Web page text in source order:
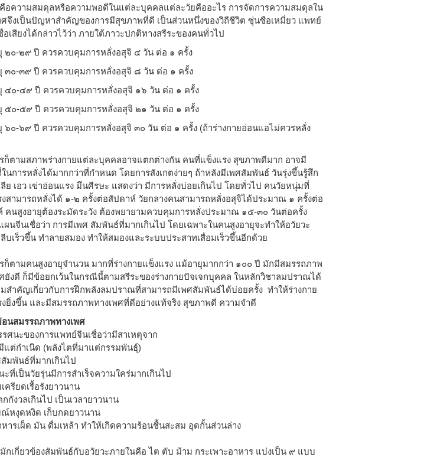
อความสมดุลหรือความพอดีในแต่ละบุคคลแต่ละวัยคืออะไร การจัดการความสมดุลใน
พศจึงเป็นปัญหาสำคัญของการมีสุขภาพที่ดี เป็นส่วนหนึ่งของวิถีชีวิต ซุ่นซือเหมี่ยว แพทย์
เสียงได้กล่าวไว้ว่า ภายใต้ภาวะปกติทางสรีระของคนทั่วไป
๒๐-๒๙ ปี ควรควบคุมการหลั่งอสุจิ ๔ วัน ต่อ ๑ ครั้ง
๓๐-๓๙ ปี ควรควบคุมการหลั่งอสุจิ ๘ วัน ต่อ ๑ ครั้ง
๔๐-๔๙ ปี ควรควบคุมการหลั่งอสุจิ ๑๖ วัน ต่อ ๑ ครั้ง
๕๐-๕๙ ปี ควรควบคุมการหลั่งอสุจิ ๒๑ วัน ต่อ ๑ ครั้ง
๖๐-๖๙ ปี ควรควบคุมการหลั่งอสุจิ ๓๐ วัน ต่อ ๑ ครั้ง (ถ้าร่างกายอ่อนแอไม่ควรหลั่ง
รก็ตามสภาพร่างกายแต่ละบุคคลอาจแตกต่างกัน คนที่แข็งแรง สุขภาพดีมาก อาจมี
นการหลั่งได้มากกว่าที่กำหนด โดยการสังเกตง่ายๆ ถ้าหลังมีเพศสัมพันธ์ วันรุ่งขึ้นรู้สึก
ย เอว เข่าอ่อนแรง มึนศีรษะ แสดงว่า มีการหลั่งบ่อยเกินไป โดยทั่วไป คนวัยหนุ่มที่
สามารถหลั่งได้ ๑-๒ ครั้งต่อสัปดาห์ วัยกลางคนสามารถหลั่งอสุจิได้ประมาณ ๑ ครั้งต่อ
คนสูงอายุต้องระมัดระวัง ต้องพยายามควบคุมการหลั่งประมาณ ๑๕-๓๐ วันต่อครั้ง
นจีนเชื่อว่า การมีเพศ สัมพันธ์ที่มากเกินไป โดยเฉพาะในคนสูงอายุจะทำให้อวัยวะ
บเร็วขึ้น ทำลายสมอง ทำให้สมองและระบบประสาทเสื่อมเร็วขึ้นอีกด้วย
ก็ตามคนสูงอายุจำนวน มากที่ร่างกายแข็งแรง แม้อายุมากกว่า ๑๐๐ ปี มักมีสมรรถภาพ
ยังดี ก็มีข้อยกเว้นในกรณีนี้ตามสรีระของร่างกายปัจเจกบุคคล ในหลักวิชาลมปราณได้
สำคัญเกี่ยวกับการฝึกพลังลมปราณที่สามารถมีเพศสัมพันธ์ได้บ่อยครั้ง ทำให้ร่างกาย
ยิ่งขึ้น และมีสมรรถภาพทางเพศที่ดีอย่างแท้จริง สุขภาพดี ความจำดี
นสมรรถภาพทางเพศ
ศนะของการแพทย์จีนเชื่อว่ามีสาเหตุจาก
แต่กำเนิด (พลังไตที่มาแต่กรรมพันธุ์)
มพันธ์ที่มากเกินไป
ที่เป็นวัยรุ่นมีการสำเร็จความใคร่มากเกินไป
ครียดเรื้อรังยาวนาน
กังวลเกินไป เป็นเวลายาวนาน
ณ์หงุดหงิด เก็บกดยาวนาน
ารเผ็ด มัน ดื่มเหล้า ทำให้เกิดความร้อนชื้นสะสม อุดกั้นส่วนล่าง
กเกี่ยวข้องสัมพันธ์กับอวัยวะภายในคือ ไต ตับ ม้าม กระเพาะอาหาร แบ่งเป็น ๙ แบบ